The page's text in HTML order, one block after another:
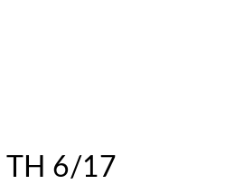
TH 6/17